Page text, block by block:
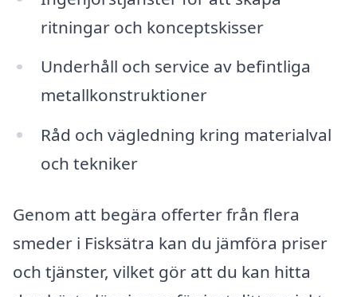
ritningar och konceptskisser
Underhåll och service av befintliga
metallkonstruktioner
Råd och vägledning kring materialval
och tekniker
Genom att begära offerter från flera
smeder i Fisksätra kan du jämföra priser
och tjänster, vilket gör att du kan hitta